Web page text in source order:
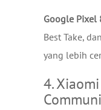
Google Pixel
Best Take,
yang lebih
4.